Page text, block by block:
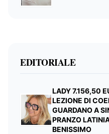
EDITORIALE
LADY 7.156,50
LEZIONE DI
GUARDANO A
PRANZO
BENISSIMO